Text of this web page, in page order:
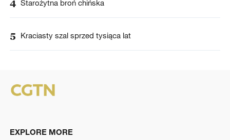
4 Starożytna broń chińska
5 Kraciasty szal sprzed tysiąca lat
EXPLORE MORE